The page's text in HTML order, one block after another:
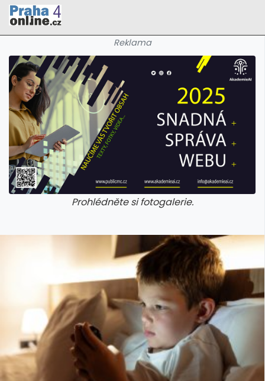
Reklama
Prohlédněte si fotogalerie.